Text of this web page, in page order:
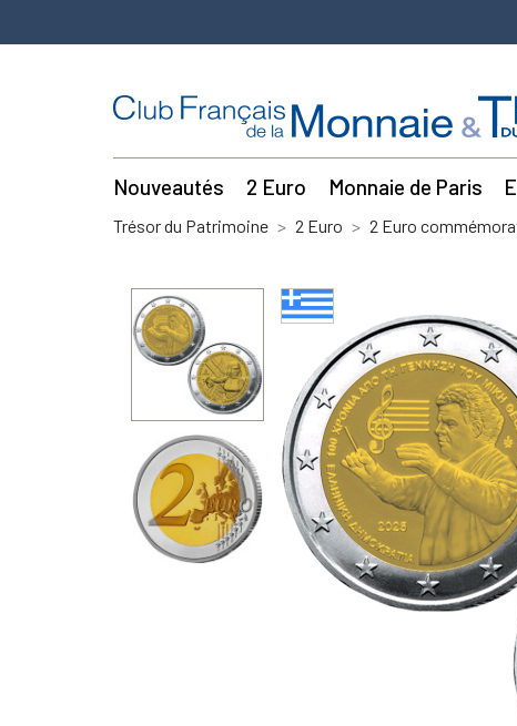
Nouveautés 2 Euro Monnaie de Paris
Trésor du Patrimoine 2 Euro 2 Euro